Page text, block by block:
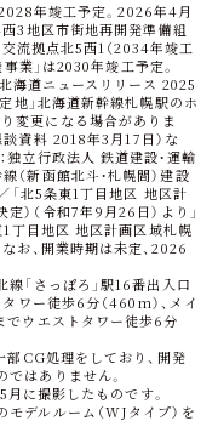
年竣工予定。2026年4月
西3地区市街地再開発準備組
流拠点北5西1（2034年竣工
業」は2030年竣工予定。
海道ニュースリリース 2025
地」北海道新幹線札幌駅のホ
変更になる場合がありま
資料 2018年3月17日）な
独立行政法人 鉄道建設・運輸
（新函館北斗・札幌間）建設
「北5条東1丁目地区 地区計
）（令和7年9月26日）より」
1丁目地区 地区計画区域札幌
お、開業時期は未定、2026
「さっぽろ」駅16番出入口
ワー徒歩6分（460m）、メイ
でウエストタワー徒歩6分
CG処理をしており、開発
はありません。
に撮影したものです。
デルルーム（WJタイプ）を